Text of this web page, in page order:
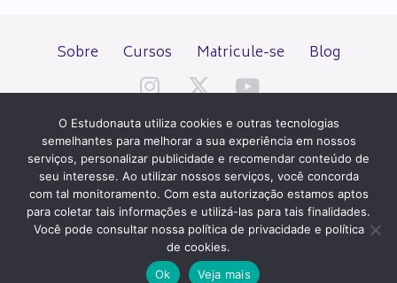
Sobre Cursos Matricule-se Blog
Todos os direitos reservados desde 2000.
PATROCÍNIO E HOSPEDAGEM
O Estudonauta utiliza cookies e outras tecnologias
semelhantes para melhorar a sua experiência em nossos
serviços, personalizar publicidade e recomendar conteúdo de
seu interesse. Ao utilizar nossos serviços, você concorda
com tal monitoramento. Com esta autorização estamos aptos
para coletar tais informações e utilizá-las para tais finalidades.
Você pode consultar nossa política de privacidade e política
de cookies.
Ok
Veja mais